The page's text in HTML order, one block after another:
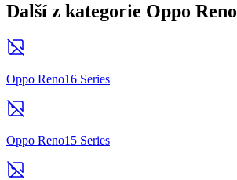
Další z kategorie Oppo Reno
Oppo Reno16 Series
Oppo Reno15 Series